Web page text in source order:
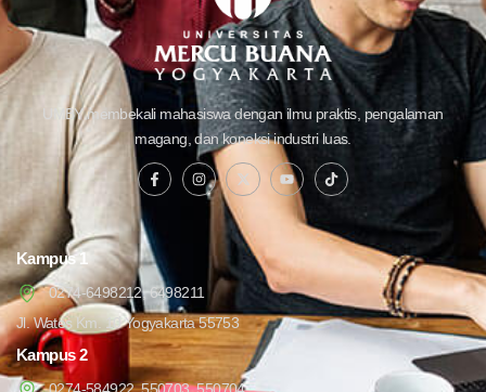
UMBY membekali mahasiswa dengan ilmu praktis, pengalaman
magang, dan koneksi industri luas.
Kampus 1
0274-6498212, 6498211
Jl. Wates Km. 10 Yogyakarta 55753
Kampus 2